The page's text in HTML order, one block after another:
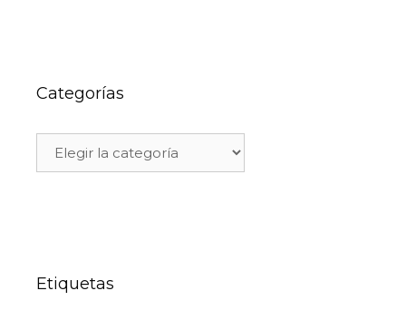
Categorías
Etiquetas